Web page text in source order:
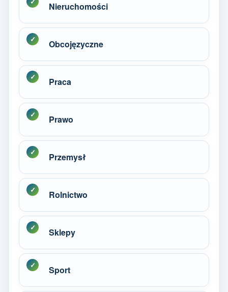
Nieruchomości
Obcojęzyczne
Praca
Prawo
Przemysł
Rolnictwo
Sklepy
Sport